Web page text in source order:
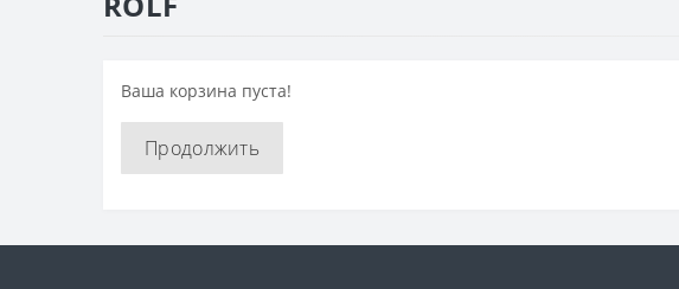
Ваша корзина пуста!
Продолжить